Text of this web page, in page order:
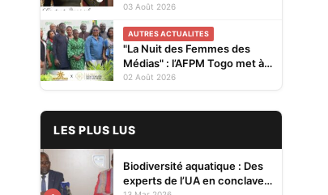
IMPÉRIAL TONIC
03 Août 2026
AUTRES ACTUALITES
"La Nuit des Femmes des
Médias" : l’AFPM Togo met à
l’honneur le leadership
02 Août 2026
LES PLUS LUS
Biodiversité aquatique : Des
experts de l’UA en conclave à